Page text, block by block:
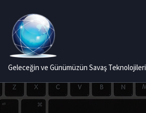
Geleceğin ve Günümüzün Savaş Teknolojileri